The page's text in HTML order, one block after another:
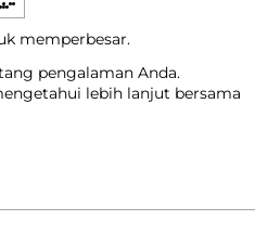
pengalaman Anda.
lebih lanjut bersama
memperbesar.